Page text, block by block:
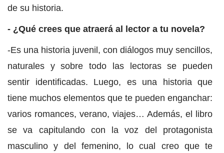
de su historia.
- ¿Qué crees que atraerá al lector a tu novela?
-Es una historia juvenil, con diálogos muy sencillos,
naturales y sobre todo las lectoras se pueden
sentir identificadas. Luego, es una historia que
tiene muchos elementos que te pueden enganchar:
varios romances, verano, viajes… Además, el libro
se va capitulando con la voz del protagonista
masculino y del femenino, lo cual creo que te